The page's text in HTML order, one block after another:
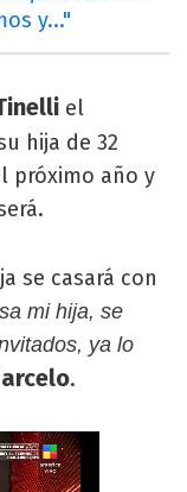
y..."
el
hija de 32
próximo año y
se casará con
mi hija, se
ya lo
.